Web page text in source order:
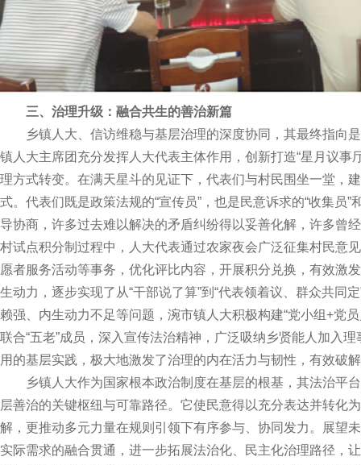
三、治理升级：融合共生的善治新篇
乡镇人大、信访维稳与基层治理的深度协同，其最终指向
镇人大主席团充分发挥人大代表主体作用，创新打造“星月议事
理方式转变。在满天星斗的见证下，代表们与村民围坐一堂，
式。代表们既是政策法规的“宣传员”，也是民意诉求的“收集员
导协商，许多过去难以解决的矛盾纠纷得以妥善化解，许多曾
村试点积分制过程中，人大代表通过农家夜会广泛征集村民意
愿者服务活动等事务，优化评比内容，开展积分兑换，有效激
生动力，逐步实现了从“干部说了算”到“代表领着议、群众共同
赖强、内生动力不足等问题，涴市镇人大积极构建“党小组+党
联合“五老”成员，深入宣传法治精神，广泛吸纳乡贤能人加入
用的基层实践，极大地激发了治理的内在活力与韧性，有效破
乡镇人大作为国家根本政治制度在基层的根基，其法治平
层善治的关键枢纽与可靠路径。它使民意得以充分表达并转化
解，更推动多元力量在规则引领下有序参与、协同发力。展望
实际需求的融合贯通，进一步拓展法治化、民主化治理路径，